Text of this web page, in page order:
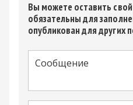
Вы можете оставить
обязательны для
опубликован для других